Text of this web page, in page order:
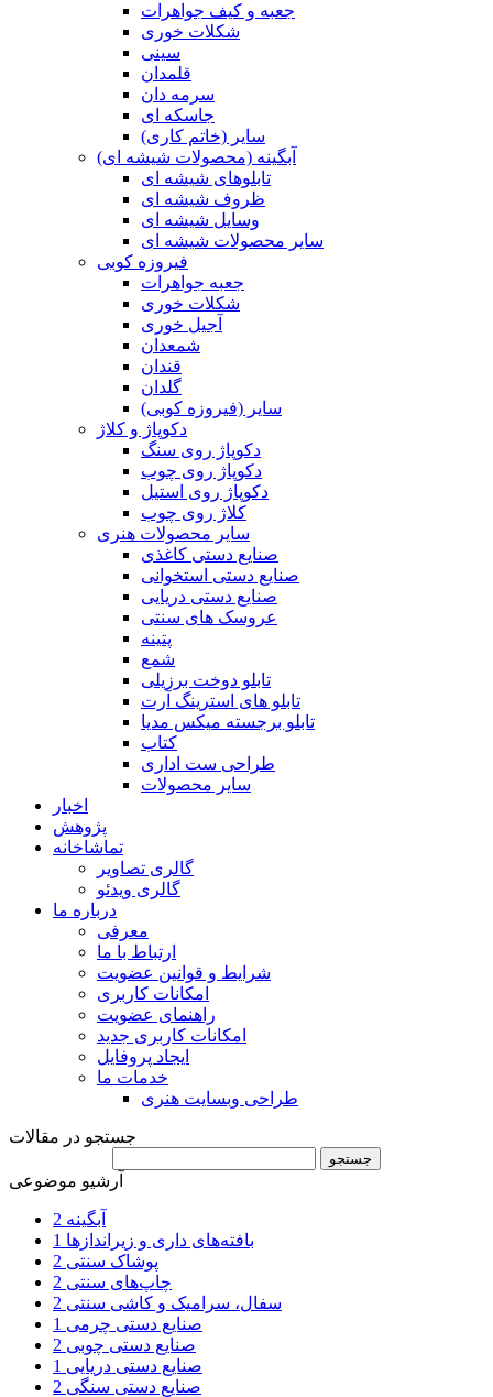
جعبه و کیف جواهرات
شکلات خوری
سینی
قلمدان
سرمه دان
جاسکه ای
سایر (خاتم کاری)
آبگینه (محصولات شیشه ای)
تابلوهای شیشه ای
ظروف شیشه ای
وسایل شیشه ای
سایر محصولات شیشه ای
فیروزه کوبی
جعبه جواهرات
شکلات خوری
آجیل خوری
شمعدان
قندان
گلدان
سایر (فیروزه کوبی)
دکوپاژ و کلاژ
دکوپاژ روی سنگ
دکوپاژ روی چوب
دکوپاژ روی استیل
کلاژ روی چوب
سایر محصولات هنری
صنایع دستی کاغذی
صنایع دستی استخوانی
صنایع دستی دریایی
عروسک های سنتی
پتینه
شمع
تابلو دوخت برزیلی
تابلو های استرینگ آرت
تابلو برجسته میکس مدیا
کتاب
طراحی ست اداری
سایر محصولات
اخبار
پژوهش
تماشاخانه
گالری تصاویر
گالری ویدئو
درباره ما
معرفی
ارتباط با ما
شرایط و قوانین عضویت
امکانات کاربری
راهنمای عضویت
امکانات کاربری جدید
ایجاد پروفایل
خدمات ما
طراحی وبسایت هنری
جستجو در مقالات
آرشیو موضوعی
آبگینه 2
بافته‌های داری و زیراندازها 1
پوشاک سنتی 2
چاپ‌های سنتی 2
سفال، سرامیک و کاشی سنتی 2
صنایع دستی چرمی 1
صنایع دستی چوبی 2
صنایع دستی دریایی 1
صنایع دستی سنگی 2